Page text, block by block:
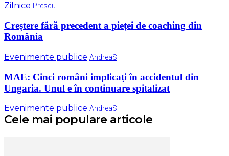
Zilnice Prescu
Creștere fără precedent a pieței de coaching din
România
Evenimente publice AndreaS
MAE: Cinci români implicaţi în accidentul din
Ungaria. Unul e în continuare spitalizat
Evenimente publice AndreaS
Cele mai populare articole